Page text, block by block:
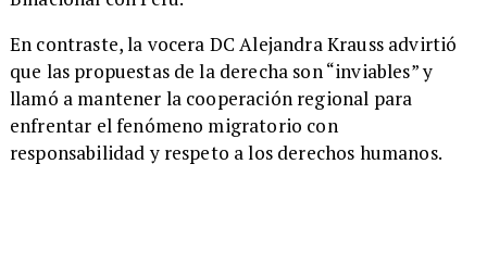
En contraste, la vocera DC Alejandra Krauss advirtió
que las propuestas de la derecha son “inviables” y
llamó a mantener la cooperación regional para
enfrentar el fenómeno migratorio con
responsabilidad y respeto a los derechos humanos.